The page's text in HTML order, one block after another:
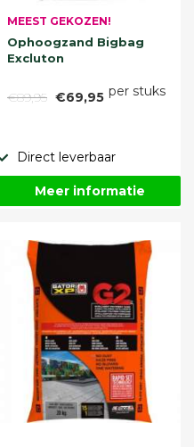
MEEST GEKOZEN!
Ophoogzand Bigbag
Excluton
€89,95 €69,95 per stuks
Direct leverbaar
Meer informatie